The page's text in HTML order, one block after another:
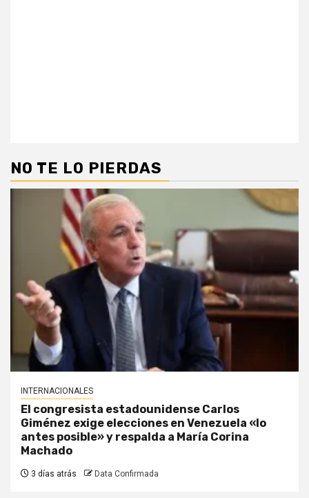
NO TE LO PIERDAS
INTERNACIONALES
El congresista estadounidense Carlos
Giménez exige elecciones en Venezuela «lo
antes posible» y respalda a María Corina
Machado
3 días atrás Data Confirmada